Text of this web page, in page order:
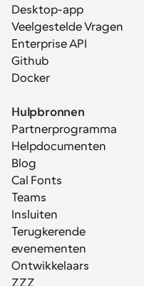
Desktop-app
Veelgestelde Vragen
Enterprise API
Github
Docker
Hulpbronnen
Partnerprogramma
Helpdocumenten
Blog
Cal Fonts
Teams
Insluiten
Terugkerende
evenementen
Ontwikkelaars
ZZZ